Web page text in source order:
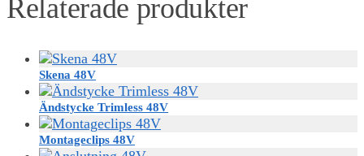
Relaterade produkter
Skena 48V
Ändstycke Trimless 48V
Montageclips 48V